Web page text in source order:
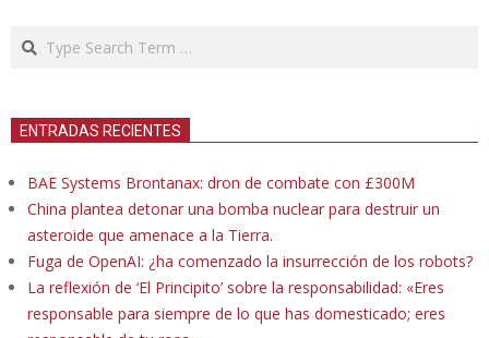
Search
ENTRADAS RECIENTES
BAE Systems Brontanax: dron de combate con £300M
China plantea detonar una bomba nuclear para destruir un
asteroide que amenace a la Tierra.
Fuga de OpenAI: ¿ha comenzado la insurrección de los robots?
La reflexión de ‘El Principito’ sobre la responsabilidad: «Eres
responsable para siempre de lo que has domesticado; eres